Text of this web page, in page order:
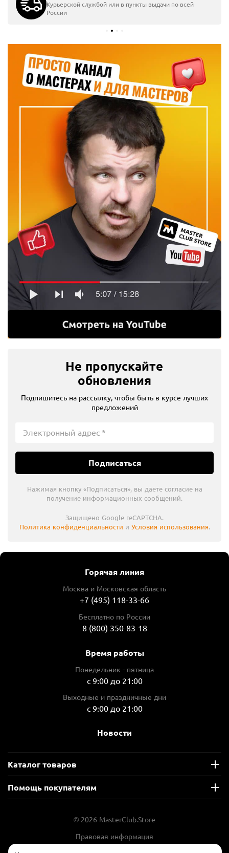
Курьерской службой или в пункты выдачи по всей
России
Не пропускайте
обновления
Подпишитесь на рассылку, чтобы быть в курсе лучших
предложений
Подписаться
Нажимая кнопку «Подписаться», вы даете согласие на
получение информационных сообщений.
Защищено Google reCAPTCHA.
Политика конфиденциальности и Условия использования.
Горячая линия
Москва и Московская область
+7 (495) 118-33-66
Бесплатно по России
8 (800) 350-83-18
Время работы
Понедельник - пятница
с 9:00 до 21:00
Выходные и праздничные дни
с 9:00 до 21:00
Новости
Каталог товаров
Помощь покупателям
© 2026 MasterClub.Store
Правовая информация